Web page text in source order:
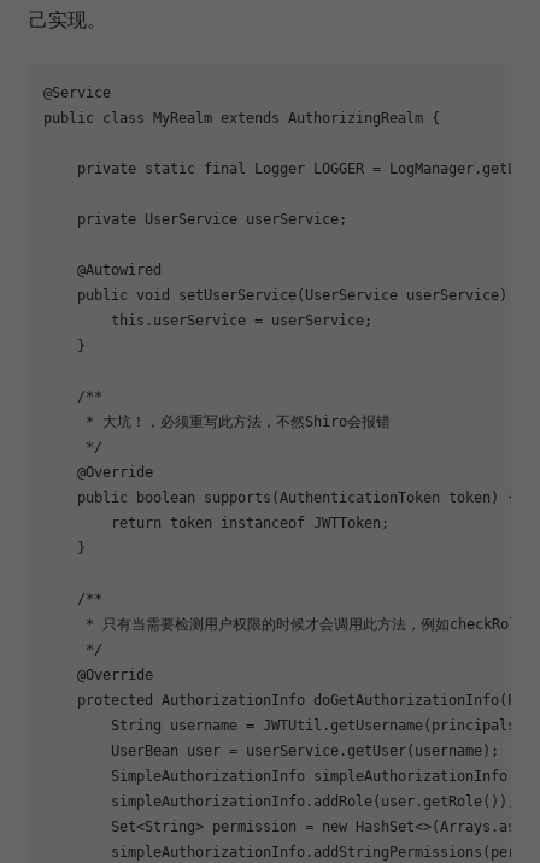
己实现。
@Service
public
class MyRealm extends AuthorizingRealm {
private static final Logger LOGGER =
private UserService userService;
@Autowired
public
void setUserService(UserService userService)
this .userService = userService;
    }
/**
     * 大坑！，必须重写此方法，不然Shiro会报错
     */
@Override
public
boolean supports (AuthenticationToken token)
{
return token instanceof JWTToken;
    }
/**
* 只有当需要检测用户权限的时候才会调用此方法，例如
     */
@Override
protected
AuthorizationInfo doGetAuthorizationInfo
String username =
        UserBean user = userService.getUser(username);
        SimpleAuthorizationInfo simpleAuthorizationInfo =
        simpleAuthorizationInfo.addRole(user.getRole());
        Set<String> permission =
new